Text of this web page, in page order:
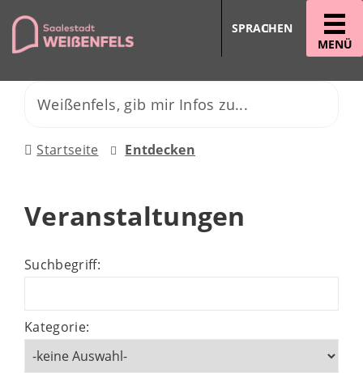
MENÜ
SPRACHEN
Startseite Entdecken
Veranstaltungen
Suchbegriff:
Kategorie: